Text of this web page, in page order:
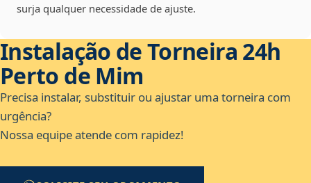
surja qualquer necessidade de ajuste.
Instalação de Torneira 24h
Perto de Mim
Precisa instalar, substituir ou ajustar uma torneira com
urgência?
Nossa equipe atende com rapidez!